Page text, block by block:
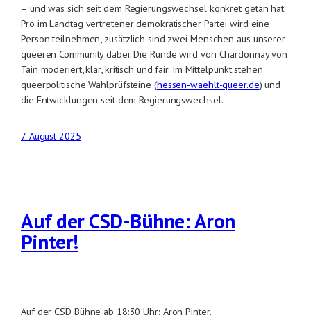
– und was sich seit dem Regierungswechsel konkret getan hat.
Pro im Landtag vertretener demokratischer Partei wird eine
Person teilnehmen, zusätzlich sind zwei Menschen aus unserer
queeren Community dabei. Die Runde wird von Chardonnay von
Tain moderiert, klar, kritisch und fair. Im Mittelpunkt stehen
queerpolitische Wahlprüfsteine (hessen-waehlt-queer.de) und
die Entwicklungen seit dem Regierungswechsel.
7. August 2025
Auf der CSD-Bühne: Aron
Pinter!
Auf der CSD Bühne ab 18:30 Uhr: Aron Pinter.